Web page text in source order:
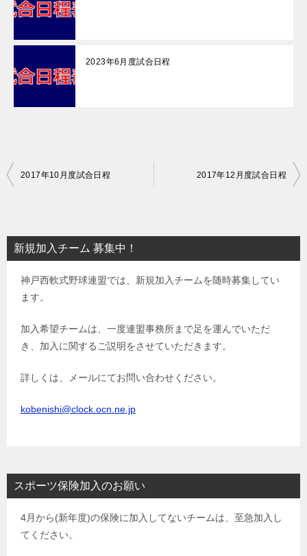
2023年6月度試合日程
投
ビ
ゲ
2017年10月度試合日程 2017年12月度試合日程
新規加入チーム 募集中！
神戸西軟式野球連盟では、新規加入チームを随時募集してい
ます。
加入希望チームは、一度連盟事務所まで足を運んでいただ
き、加入に関するご説明をさせていただきます。
詳しくは、メールにてお問い合わせください。
kobenishi@clock.ocn.ne.jp
スポーツ保険加入のお願い
4月から(新年度)の保険に加入してないチームは、至急加入し
てください。